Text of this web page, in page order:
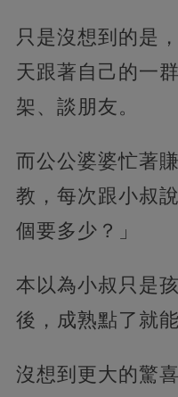
只是沒想到的是
天跟著自己的一
架、談朋友。
而公公婆婆忙著
教，每次跟小叔
個要多少？」
本以為小叔只是
後，成熟點了就能
沒想到更大的驚